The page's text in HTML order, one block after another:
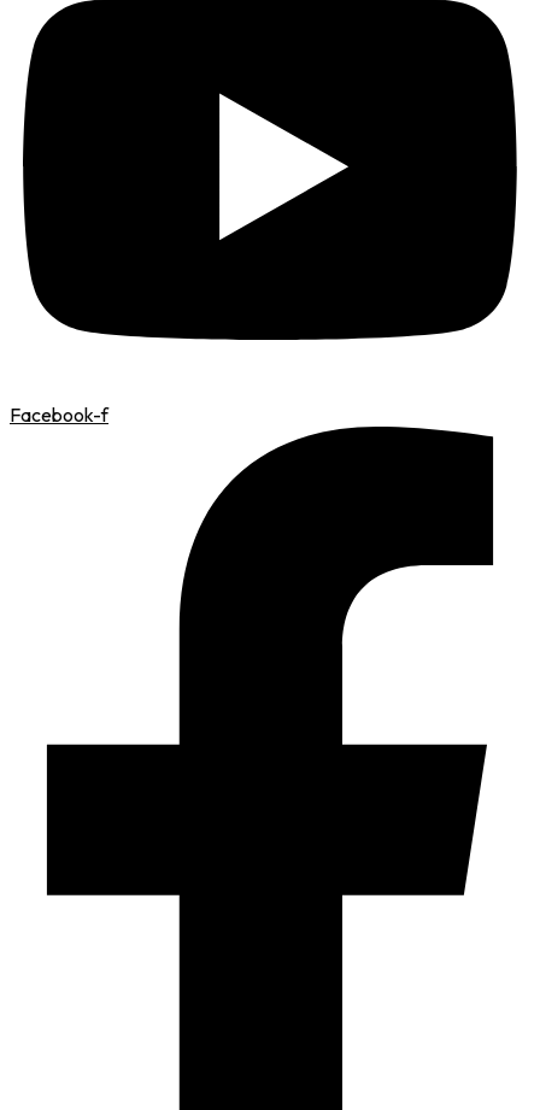
Facebook-f